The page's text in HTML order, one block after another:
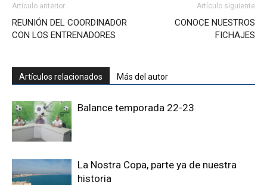
Artículo anterior
REUNIÓN DEL COORDINADOR
CON LOS ENTRENADORES
Artículo siguiente
CONOCE NUESTROS
FICHAJES
Artículos relacionados Más del autor
Balance temporada 22-23
La Nostra Copa, parte ya de nuestra
historia